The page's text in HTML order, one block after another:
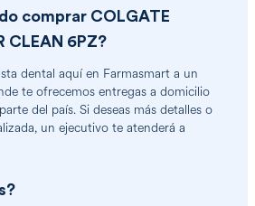
comprar COLGATE
CLEAN 6PZ?
dental aquí en Farmasmart a un
te ofrecemos entregas a domicilio
del país. Si deseas más detalles o
un ejecutivo te atenderá a